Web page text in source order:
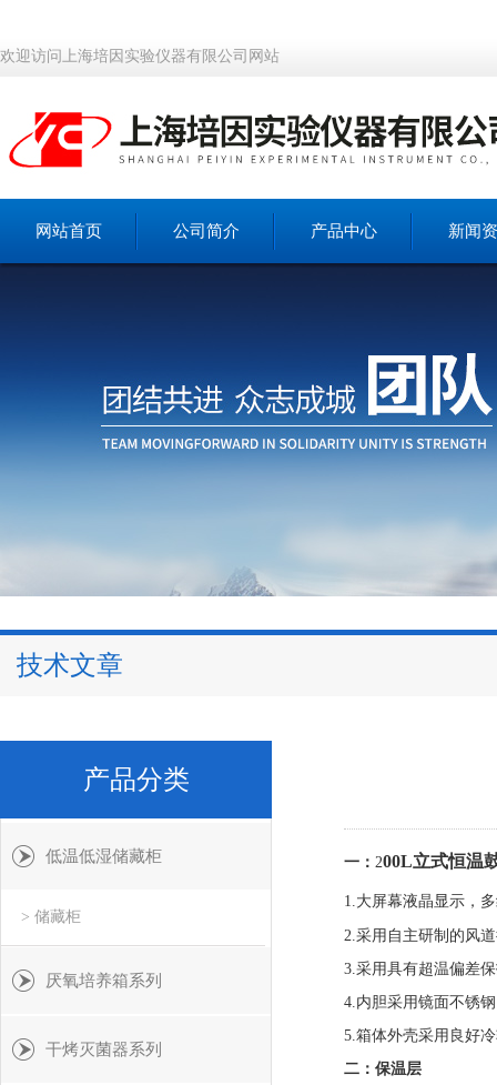
欢迎访问上海培因实验仪器有限公司网站
网站首页 公司简介 产品中心 新闻
技术文章
一： 200L立式恒温
1.大屏幕液晶显示，
2.采用自主研制的风
3.采用具有超温偏差
4.内胆采用镜面不锈
5.箱体外壳采用良好
二：保温层
产品分类
低温低湿储藏柜
> 储藏柜
厌氧培养箱系列
干烤灭菌器系列